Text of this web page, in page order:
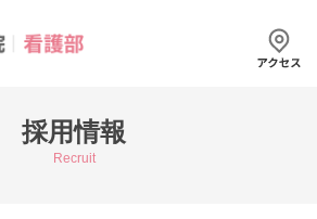
採用情報
Recruit